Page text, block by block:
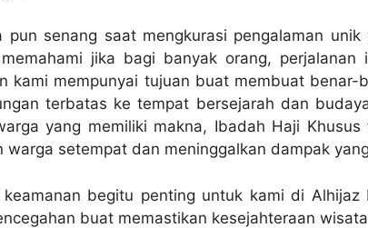
pun senang saat mengkurasi pengalaman unik
jika bagi banyak orang, perjalanan
kami mempunyai tujuan buat membuat benar-
terbatas ke tempat bersejarah dan
yang memiliki makna, Ibadah Haji
warga setempat dan meninggalkan dampak
keamanan begitu penting untuk kami di Alhijaz
buat memastikan kesejahteraan